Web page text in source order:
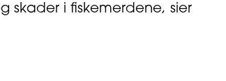
skader i fiskemerdene, sier